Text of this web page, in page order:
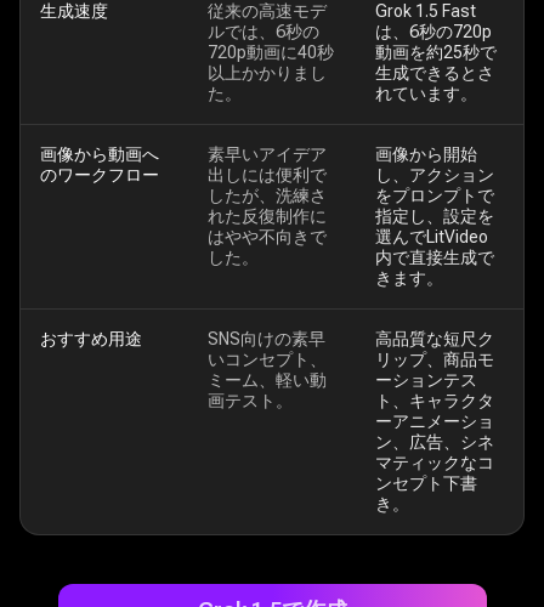
生成速度
従来の高速モデ
ルでは、6秒の
720p動画に40秒
以上かかりまし
た。
Grok 1.5 Fast
は、6秒の720p
動画を約25秒で
生成できるとさ
れています。
画像から動画へ
のワークフロー
素早いアイデア
出しには便利で
したが、洗練さ
れた反復制作に
はやや不向きで
した。
画像から開始
し、アクション
をプロンプトで
指定し、設定を
選んでLitVideo
内で直接生成で
きます。
おすすめ用途
SNS向けの素早
いコンセプト、
ミーム、軽い動
画テスト。
高品質な短尺ク
リップ、商品モ
ーションテス
ト、キャラクタ
ーアニメーショ
ン、広告、シネ
マティックなコ
ンセプト下書
き。